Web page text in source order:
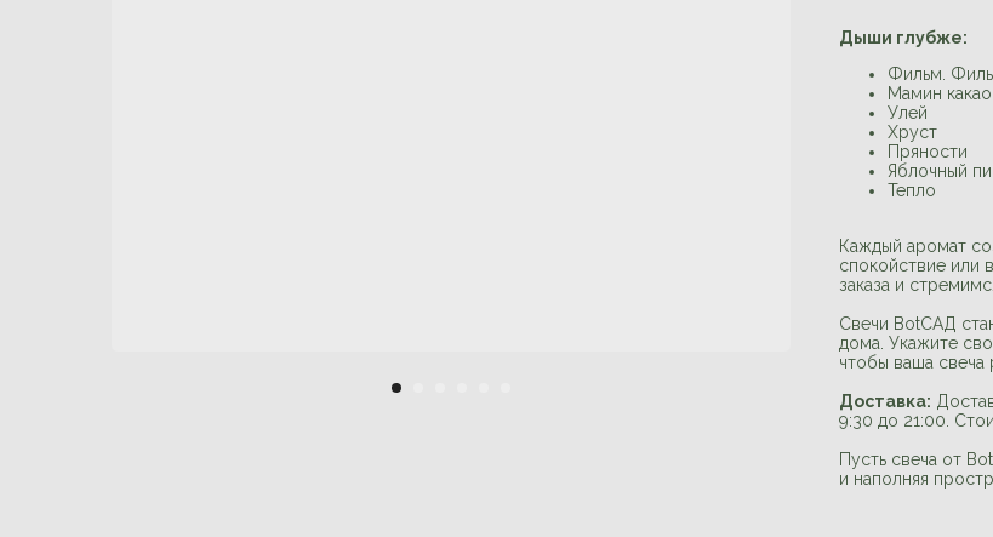
Дыши глубже:
Фильм.
Мамин какао
Улей
Хруст
Пряности
Яблочный
Тепло
Каждый аромат
спокойствие или
заказа и
Свечи BotСАД
дома. Укажите
чтобы ваша свеча
Доставка:
9:30 до 21:00.
Пусть свеча от
и наполняя